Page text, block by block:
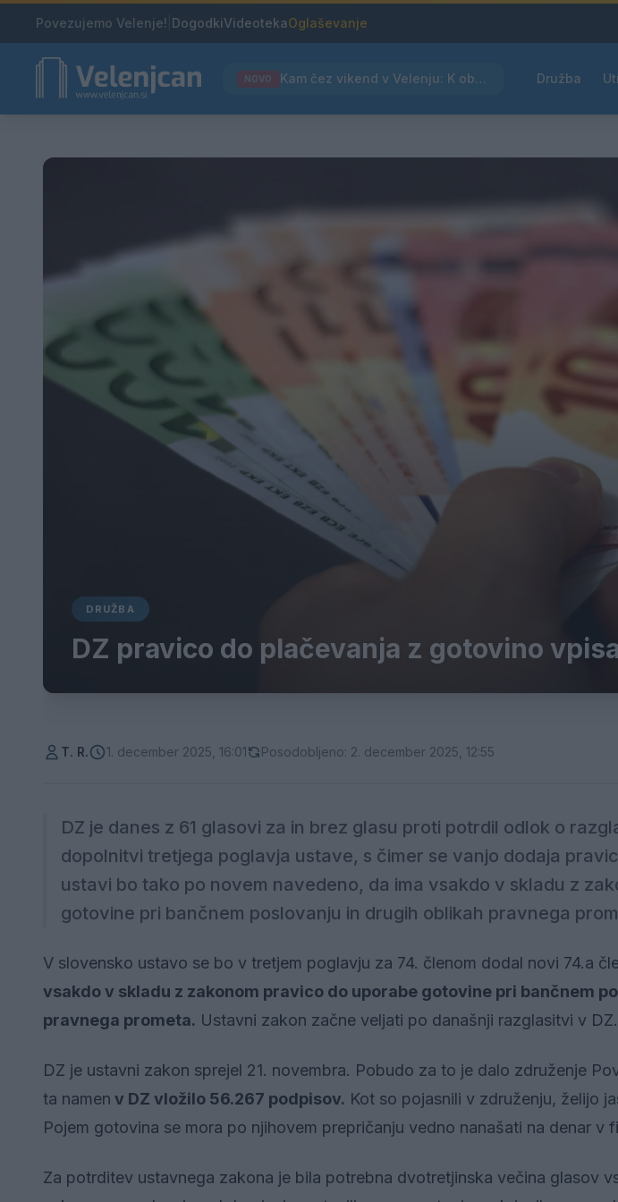
Povezujemo Velenje! DogodkiVideotekaOglaševanje
NOVO Kam čez vikend v Velenju: K obisku vabi Poletni bolšji sejem Družba
DRUŽBA
DZ pravico do plačevanja z gotovino
T. R. 1. december 2025, 16:01 Posodobljeno: 2. december 2025, 12:55
DZ je danes z 61 glasovi za in brez glasu proti potrdil odlok o
dopolnitvi tretjega poglavja ustave, s čimer se vanjo dodaja
ustavi bo tako po novem navedeno, da ima vsakdo v skladu z
gotovine pri bančnem poslovanju in drugih oblikah pravnega
V slovensko ustavo se bo v tretjem poglavju za 74. členom dodal novi 74.a
vsakdo v skladu z zakonom pravico do uporabe gotovine pri bančnem
pravnega prometa. Ustavni zakon začne veljati po današnji razglasitvi v DZ.
DZ je ustavni zakon sprejel 21. novembra. Pobudo za to je dalo združenje
ta namen v DZ vložilo 56.267 podpisov. Kot so pojasnili v združenju, želijo
Pojem gotovina se mora po njihovem prepričanju vedno nanašati na denar v
Za potrditev ustavnega zakona je bila potrebna dvotretjinska večina glasov